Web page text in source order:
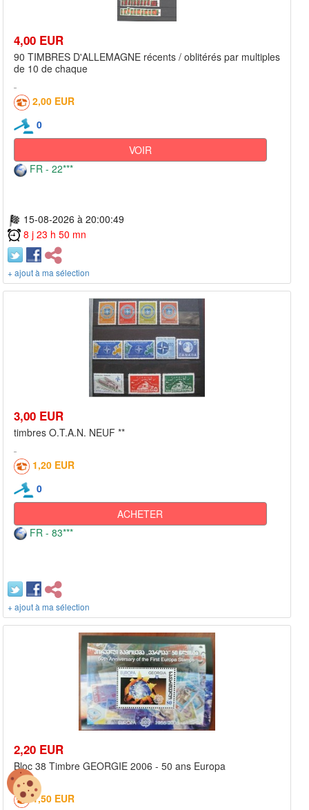
4,00 EUR
90 TIMBRES D'ALLEMAGNE récents / oblitérés par multiples
de 10 de chaque
2,00 EUR
0
VOIR
FR - 22***
15-08-2026 à 20:00:49
8 j 23 h 50 mn
+ ajout à ma sélection
3,00 EUR
timbres O.T.A.N. NEUF **
1,20 EUR
0
ACHETER
FR - 83***
+ ajout à ma sélection
2,20 EUR
Bloc 38 Timbre GEORGIE 2006 - 50 ans Europa
1,50 EUR